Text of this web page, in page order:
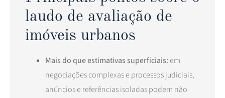
laudo de avaliação de
imóveis urbanos
Mais do que estimativas superficiais: em
negociações complexas e processos judiciais,
anúncios e referências isoladas podem não